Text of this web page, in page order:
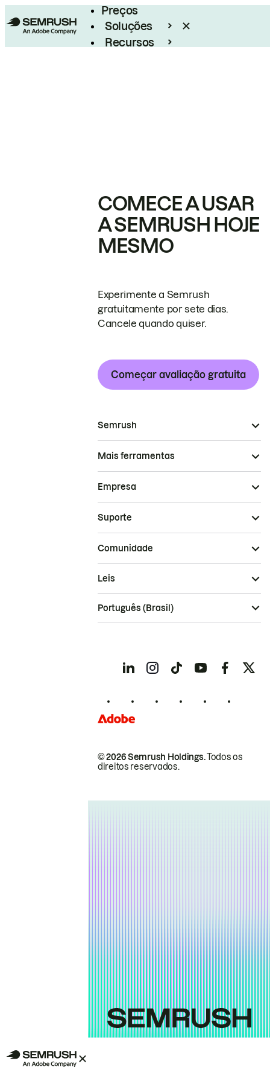
Preços
Soluções
Recursos
COMECE A USAR
A SEMRUSH HOJE
MESMO
Experimente a Semrush
gratuitamente por sete dias.
Cancele quando quiser.
Começar avaliação gratuita
Semrush
Mais ferramentas
Empresa
Suporte
Comunidade
© 2026 Semrush Holdings.Todos os
direitos reservados.
Leis
Português (Brasil)